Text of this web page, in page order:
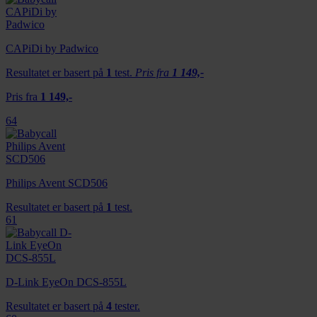
CAPiDi by Padwico
Resultatet er basert på 1 test. Pris fra 1 149,-
Pris fra 1 149,-
64
Philips Avent SCD506
Resultatet er basert på 1 test.
61
D-Link EyeOn DCS-855L
Resultatet er basert på 4 tester.